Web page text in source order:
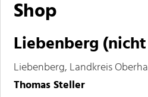
Shop
Liebenberg
Liebenberg, Landkreis
Thomas Steller